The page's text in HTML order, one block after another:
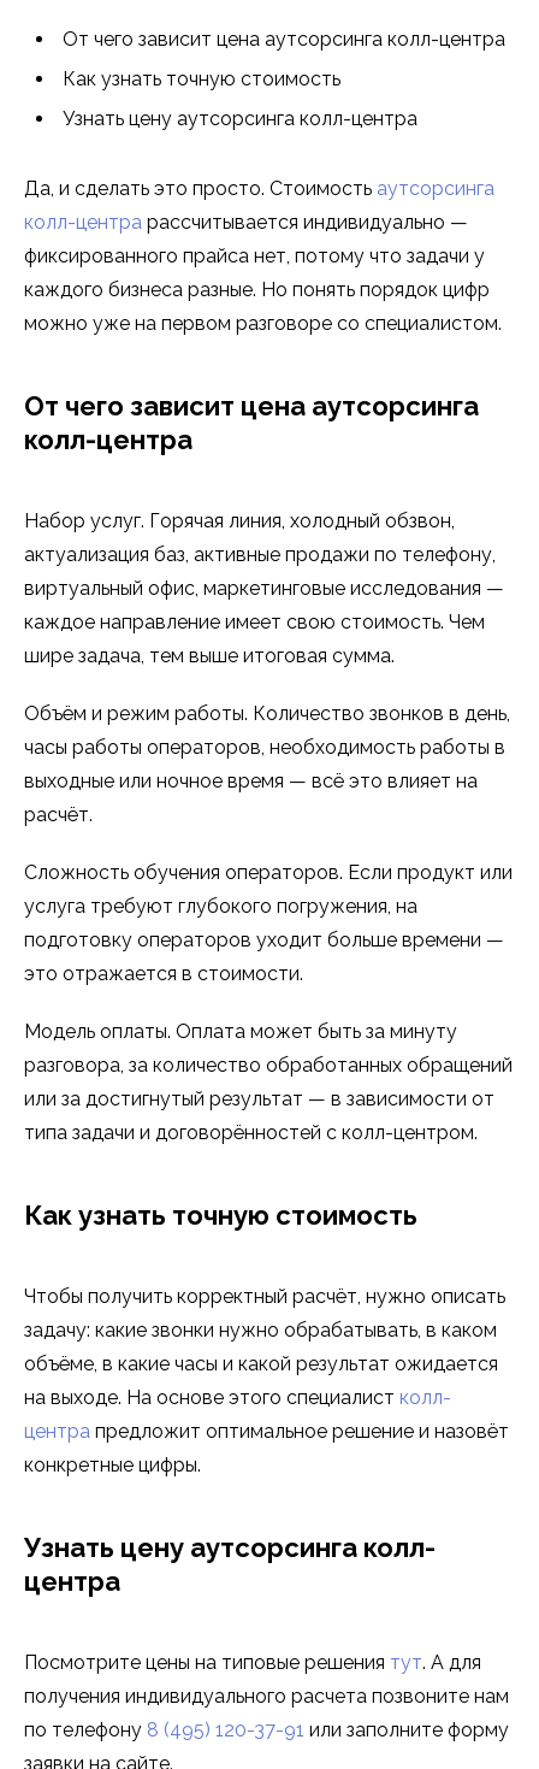
От чего зависит цена аутсорсинга колл-центра
Как узнать точную стоимость
Узнать цену аутсорсинга колл-центра
Да, и сделать это просто. Стоимость аутсорсинга
колл-центра рассчитывается индивидуально —
фиксированного прайса нет, потому что задачи у
каждого бизнеса разные. Но понять порядок цифр
можно уже на первом разговоре со специалистом.
От чего зависит цена аутсорсинга
колл-центра
Набор услуг. Горячая линия, холодный обзвон,
актуализация баз, активные продажи по телефону,
виртуальный офис, маркетинговые исследования —
каждое направление имеет свою стоимость. Чем
шире задача, тем выше итоговая сумма.
Объём и режим работы. Количество звонков в день,
часы работы операторов, необходимость работы в
выходные или ночное время — всё это влияет на
расчёт.
Сложность обучения операторов. Если продукт или
услуга требуют глубокого погружения, на
подготовку операторов уходит больше времени —
это отражается в стоимости.
Модель оплаты. Оплата может быть за минуту
разговора, за количество обработанных обращений
или за достигнутый результат — в зависимости от
типа задачи и договорённостей с колл-центром.
Как узнать точную стоимость
Чтобы получить корректный расчёт, нужно описать
задачу: какие звонки нужно обрабатывать, в каком
объёме, в какие часы и какой результат ожидается
на выходе. На основе этого специалист колл-
центра предложит оптимальное решение и назовёт
конкретные цифры.
Узнать цену аутсорсинга колл-
центра
Посмотрите цены на типовые решения тут. А для
получения индивидуального расчета позвоните нам
по телефону 8 (495) 120-37-91 или заполните форму
заявки на сайте.